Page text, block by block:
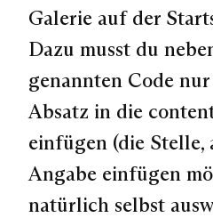
Galerie auf der
Dazu musst du
genannten Code
Absatz in die
einfügen (die Stelle,
Angabe einfügen
natürlich selbst